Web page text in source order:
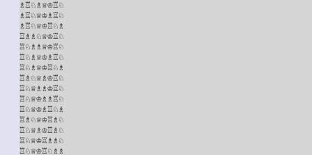
♗♖♘♗♕♔♖♘
♗♖♘♕♔♗♖♘
♗♖♘♕♔♖♘♗
♖♗♗♘♕♔♖♘
♖♘♗♗♕♔♖♘
♖♘♗♕♔♗♖♘
♖♘♗♕♔♖♘♗
♖♗♘♕♗♔♖♘
♖♘♕♗♗♔♖♘
♖♘♕♔♗♗♖♘
♖♘♕♔♗♖♘♗
♖♗♘♕♔♖♗♘
♖♘♕♗♔♖♗♘
♖♘♕♔♖♗♗♘
♖♘♕♔♖♘♗♗